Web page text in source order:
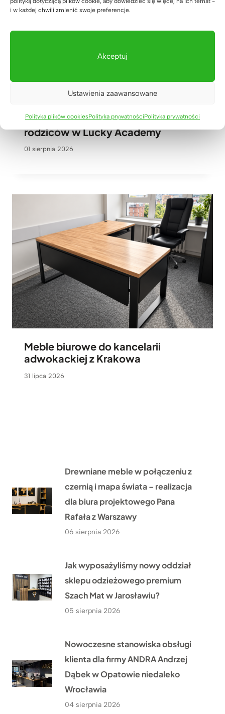
i w każdej chwili zmienić swoje preferencje.
Akceptuj
Ustawienia zaawansowane
Polityka plików cookiesPolityka prywatnościPolityka prywatności
Nowoczesna poczekalnia dla
rodziców w Lucky Academy
01 sierpnia 2026
Meble biurowe do kancelarii
adwokackiej z Krakowa
31 lipca 2026
Drewniane meble w połączeniu z
czernią i mapa świata – realizacja
dla biura projektowego Pana
Rafała z Warszawy
06 sierpnia 2026
Jak wyposażyliśmy nowy oddział
sklepu odzieżowego premium
Szach Mat w Jarosławiu?
05 sierpnia 2026
Nowoczesne stanowiska obsługi
klienta dla firmy ANDRA Andrzej
Dąbek w Opatowie niedaleko
Wrocławia
04 sierpnia 2026